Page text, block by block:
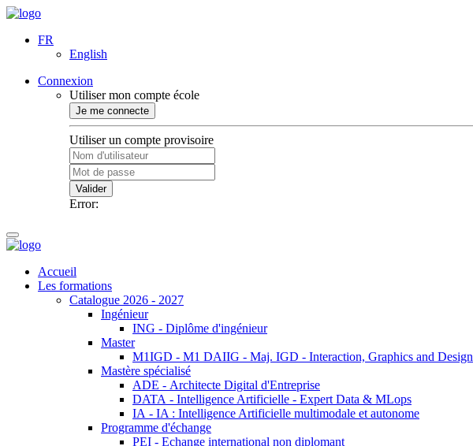
FR
English
Connexion
Utiliser mon compte école
Je me connecte
Utiliser un compte provisoire
Valider
Error:
Accueil
Les formations
Catalogue 2026 - 2027
Ingénieur
ING - Diplôme d'ingénieur
Master
M1IGD - M1 DAIIG - Maj. IGD - Interaction, Graphics and Design
Mastère spécialisé
ADE - Architecte Digital d'Entreprise
DATA - Intelligence Artificielle - Expert Data & MLops
IA - IA : Intelligence Artificielle multimodale et autonome
Programme d'échange
PEI - Echange international non diplomant